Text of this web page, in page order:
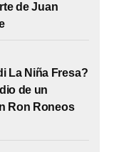
de Juan
La Niña Fresa?
de un
Ron Roneos